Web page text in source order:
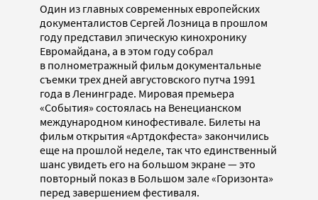
Один из главных современных европейских
документалистов Сергей Лозница в прошлом
году представил эпическую кинохронику
Евромайдана, а в этом году собрал
в полнометражный фильм документальные
съемки трех дней августовского путча 1991
года в Ленинграде. Мировая премьера
«События» состоялась на Венецианском
международном кинофестивале. Билеты на
фильм открытия «Артдокфеста» закончились
еще на прошлой неделе, так что единственный
шанс увидеть его на большом экране — это
повторный показ в Большом зале «Горизонта»
перед завершением фестиваля.